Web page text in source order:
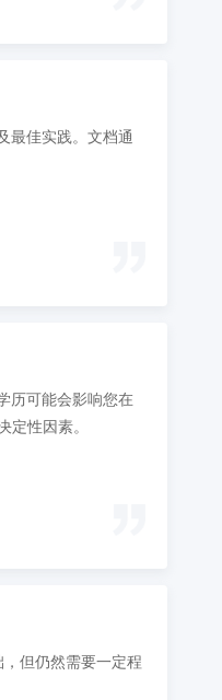
最佳实践。文档通
历可能会影响您在
性因素。
但仍然需要一定程